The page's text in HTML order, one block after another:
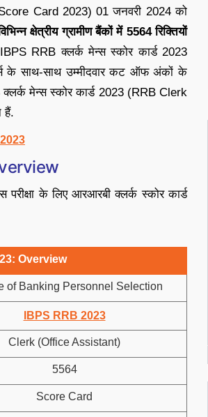
Card 2023) 01 जनवरी 2024 को
क्षेत्रीय ग्रामीण बैंकों में 5564 रिक्तियों
IBPS RRB क्लर्क मेन्स स्कोर कार्ड 2023
के साथ-साथ उम्मीदवार कट ऑफ अंकों के
मेन्स स्कोर कार्ड 2023 (RRB Clerk
हैं.
के लिए आरआरबी क्लर्क स्कोर कार्ड
Overview
of Banking Personnel Selection
IBPS RRB 2023
Clerk (Office Assistant)
5564
Score Card